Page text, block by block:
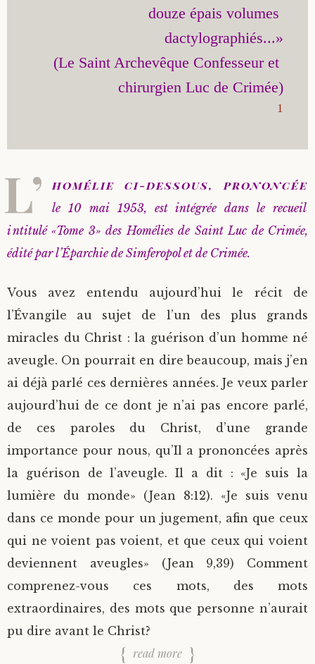
douze épais volumes
dactylographiés...»
(Le Saint Archevêque Confesseur et
chirurgien Luc de Crimée)
1
L’ homélie ci-dessous, prononcée
le 10 mai 1953, est intégrée dans le recueil
intitulé «Tome 3» des Homélies de Saint Luc de Crimée,
édité par l’Éparchie de Simferopol et de Crimée.
Vous avez entendu aujourd’hui le récit de
l’Évangile au sujet de l’un des plus grands
miracles du Christ : la guérison d’un homme né
aveugle. On pourrait en dire beaucoup, mais j’en
ai déjà parlé ces dernières années. Je veux parler
aujourd’hui de ce dont je n’ai pas encore parlé,
de ces paroles du Christ, d’une grande
importance pour nous, qu’Il a prononcées après
la guérison de l’aveugle. Il a dit : «Je suis la
lumière du monde» (Jean 8:12). «Je suis venu
dans ce monde pour un jugement, afin que ceux
qui ne voient pas voient, et que ceux qui voient
deviennent aveugles» (Jean 9,39) Comment
comprenez-vous ces mots, des mots
extraordinaires, des mots que personne n’aurait
pu dire avant le Christ?
read more